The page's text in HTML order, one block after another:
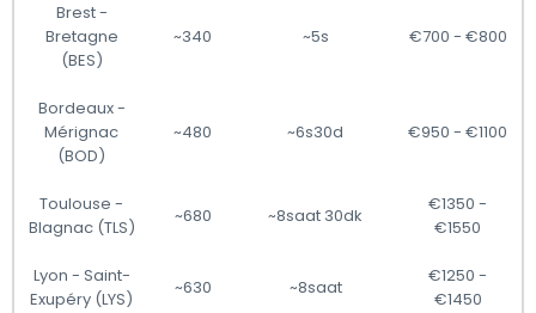
Brest -
Bretagne
(BES)
~340 ~5s €700 - €800
Bordeaux -
Mérignac
(BOD)
~480 ~6s30d €950 - €1100
Toulouse -
Blagnac (TLS)
~680 ~8saat 30dk
€1350 -
€1550
Lyon - Saint-
Exupéry (LYS)
~630 ~8saat
€1250 -
€1450